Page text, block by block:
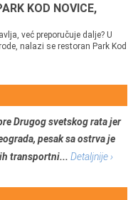
KOD NOVICE,
već preporučuje dalje? U
nalazi se restoran Park Kod
Drugog svetskog rata jer
pesak sa ostrva je
transportni... Detaljnije ›